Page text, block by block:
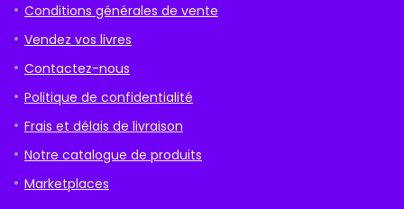
Conditions générales de vente
Vendez vos livres
Contactez-nous
Politique de confidentialité
Frais et délais de livraison
Notre catalogue de produits
Marketplaces